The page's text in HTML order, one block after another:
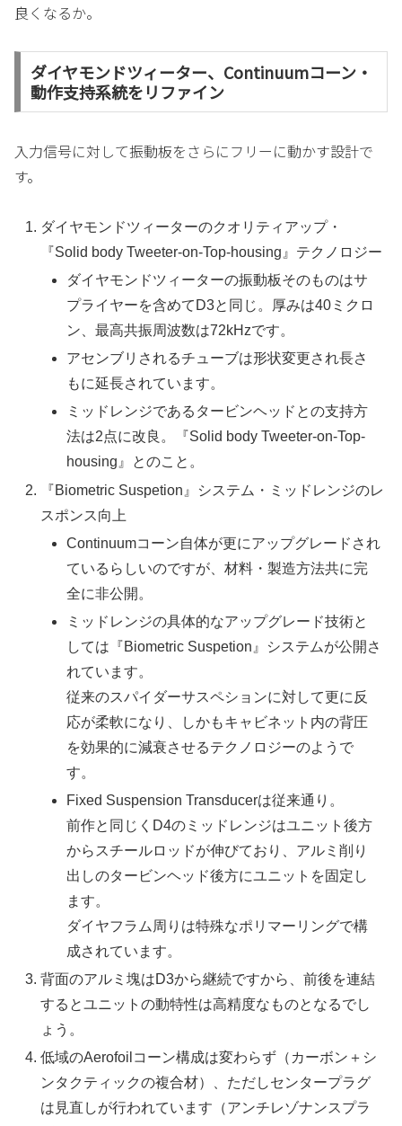
良くなるか。
ダイヤモンドツィーター、Continuumコーン・
動作支持系統をリファイン
入力信号に対して振動板をさらにフリーに動かす設計で
す。
ダイヤモンドツィーターのクオリティアップ・
『Solid body Tweeter-on-Top-housing』テクノロジー
ダイヤモンドツィーターの振動板そのものはサ
プライヤーを含めてD3と同じ。厚みは40ミクロ
ン、最高共振周波数は72kHzです。
アセンブリされるチューブは形状変更され長さ
もに延長されています。
ミッドレンジであるタービンヘッドとの支持方
法は2点に改良。『Solid body Tweeter-on-Top-
housing』とのこと。
『Biometric Suspetion』システム・ミッドレンジのレ
スポンス向上
Continuumコーン自体が更にアップグレードされ
ているらしいのですが、材料・製造方法共に完
全に非公開。
ミッドレンジの具体的なアップグレード技術と
しては『Biometric Suspetion』システムが公開さ
れています。
従来のスパイダーサスペションに対して更に反
応が柔軟になり、しかもキャビネット内の背圧
を効果的に減衰させるテクノロジーのようで
す。
Fixed Suspension Transducerは従来通り。
前作と同じくD4のミッドレンジはユニット後方
からスチールロッドが伸びており、アルミ削り
出しのタービンヘッド後方にユニットを固定し
ます。
ダイヤフラム周りは特殊なポリマーリングで構
成されています。
背面のアルミ塊はD3から継続ですから、前後を連結
するとユニットの動特性は高精度なものとなるでし
ょう。
低域のAerofoilコーン構成は変わらず（カーボン＋シ
ンタクティックの複合材）、ただしセンタープラグ
は見直しが行われています（アンチレゾナンスプラ